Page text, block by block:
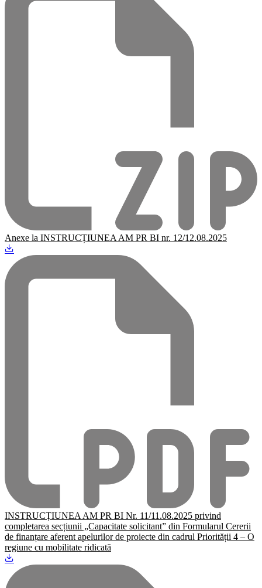
Anexe la INSTRUCȚIUNEA AM PR BI nr. 12/12.08.2025
INSTRUCȚIUNEA AM PR BI Nr. 11/11.08.2025 privind
completarea secțiunii „Capacitate solicitant” din Formularul Cererii
de finanțare aferent apelurilor de proiecte din cadrul Priorității 4 – O
regiune cu mobilitate ridicată